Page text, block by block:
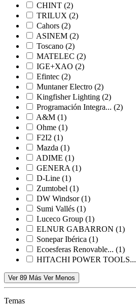
CHINT (2)
TRILUX (2)
Cahors (2)
ASINEM (2)
Toscano (2)
MATELEC (2)
IGE+XAO (2)
Efintec (2)
Muntaner Electro (2)
Kingfisher Lighting (2)
Programación Integra... (2)
A&M (1)
Ohme (1)
F2I2 (1)
Mazda (1)
ADIME (1)
GENERA (1)
D-Line (1)
Zumtobel (1)
DW Windsor (1)
Sumi Vallés (1)
Luceco Group (1)
ELNUR GABARRON (1)
Sonepar Ibérica (1)
Ecoesferas Renovable... (1)
HITACHI POWER TOOLS...
Ver 89 Más Ver Menos
Temas